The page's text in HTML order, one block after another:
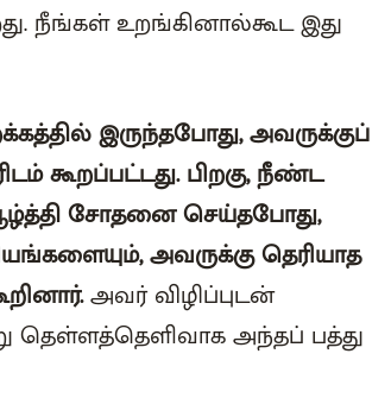
நீங்கள் உறங்கினால்கூட இது
இருந்தபோது, அவருக்குப்
கூறப்பட்டது. பிறகு, நீண்ட
சோதனை செய்தபோது,
அவருக்கு தெரியாத
அவர் விழிப்புடன்
தெள்ளத்தெளிவாக அந்தப் பத்து